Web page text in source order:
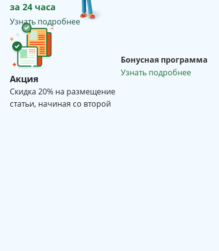
за 24 часа
Узнать подробнее
Акция
Cкидка 20% на размещение
статьи, начиная со второй
Бонусная программа
Узнать подробнее